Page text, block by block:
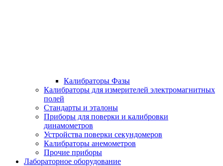
Калибраторы Фазы
Калибраторы для измерителей электромагнитных
полей
Стандарты и эталоны
Приборы для поверки и калибровки
динамометров
Устройства поверки секундомеров
Калибраторы анемометров
Прочие приборы
Лабораторное оборудование